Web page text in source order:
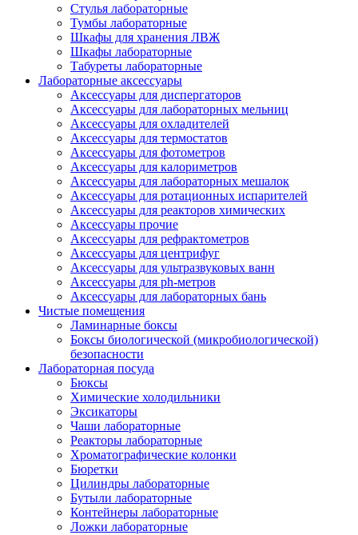
Стулья лабораторные
Тумбы лабораторные
Шкафы для хранения ЛВЖ
Шкафы лабораторные
Табуреты лабораторные
Лабораторные аксессуары
Аксессуары для диспергаторов
Аксессуары для лабораторных мельниц
Аксессуары для охладителей
Аксессуары для термостатов
Аксессуары для фотометров
Аксессуары для калориметров
Аксессуары для лабораторных мешалок
Аксессуары для ротационных испарителей
Аксессуары для реакторов химических
Аксессуары прочие
Аксессуары для рефрактометров
Аксессуары для центрифуг
Аксессуары для ультразвуковых ванн
Аксессуары для ph-метров
Аксессуары для лабораторных бань
Чистые помещения
Ламинарные боксы
Боксы биологической (микробиологической)
безопасности
Лабораторная посуда
Бюксы
Химические холодильники
Эксикаторы
Чаши лабораторные
Реакторы лабораторные
Хроматографические колонки
Бюретки
Цилиндры лабораторные
Бутыли лабораторные
Контейнеры лабораторные
Ложки лабораторные